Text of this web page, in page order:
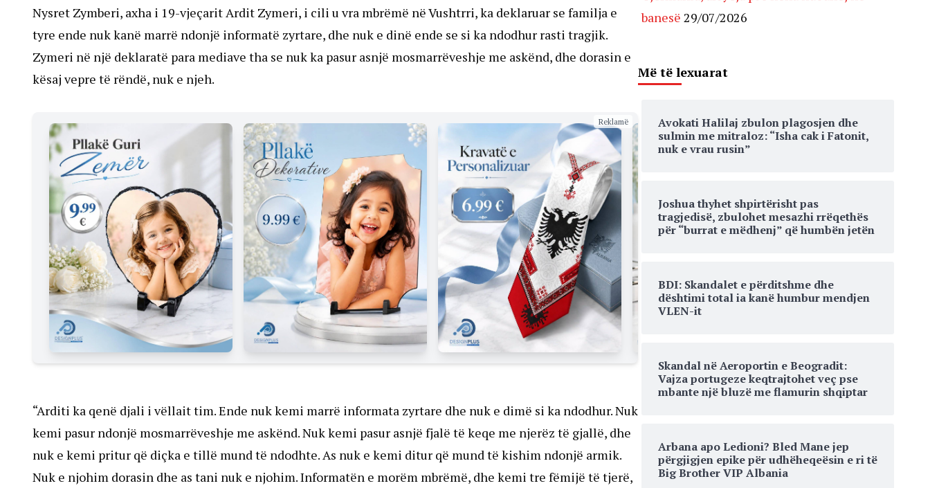
Nysret Zymberi, axha i 19-vjeçarit Ardit Zymeri, i cili u vra mbrëmë në Vushtrri, ka deklaruar se familja e
tyre ende nuk kanë marrë ndonjë informatë zyrtare, dhe nuk e dinë ende se si ka ndodhur rasti tragjik.
Zymeri në një deklaratë para mediave tha se nuk ka pasur asnjë mosmarrëveshje me askënd, dhe dorasin e
kësaj vepre të rëndë, nuk e njeh.
Reklamë
“Arditi ka qenë djali i vëllait tim. Ende nuk kemi marrë informata zyrtare dhe nuk e dimë si ka ndodhur. Nuk
kemi pasur ndonjë mosmarrëveshje me askënd. Nuk kemi pasur asnjë fjalë të keqe me njerëz të gjallë, dhe
nuk e kemi pritur që diçka e tillë mund të ndodhte. As nuk e kemi ditur që mund të kishim ndonjë armik.
Nuk e njohim dorasin dhe as tani nuk e njohim. Informatën e morëm mbrëmë, dhe kemi tre fëmijë të tjerë,
banesë 29/07/2026
Më të lexuarat
Avokati Halilaj zbulon plagosjen dhe
sulmin me mitraloz: “Isha cak i Fatonit,
nuk e vrau rusin”
Joshua thyhet shpirtërisht pas
tragjedisë, zbulohet mesazhi rrëqethës
për “burrat e mëdhenj” që humbën jetën
BDI: Skandalet e përditshme dhe
dështimi total ia kanë humbur mendjen
VLEN-it
Skandal në Aeroportin e Beogradit:
Vajza portugeze keqtrajtohet veç pse
mbante një bluzë me flamurin shqiptar
Arbana apo Ledioni? Bled Mane jep
përgjigjen epike për udhëheqeësin e ri të
Big Brother VIP Albania